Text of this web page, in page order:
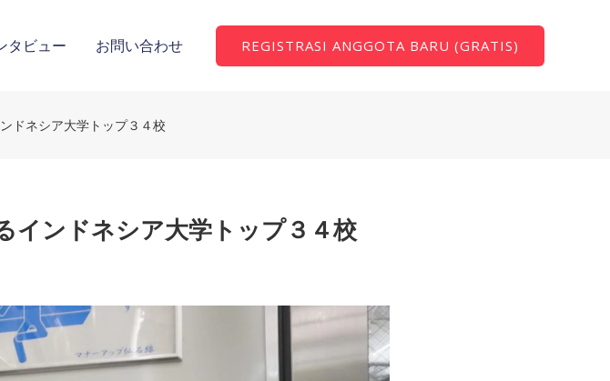
タビュー お問い合わせ REGISTRASI ANGGOTA BARU (GRATIS)
ドネシア大学トップ３４校
インドネシア大学トップ３４校